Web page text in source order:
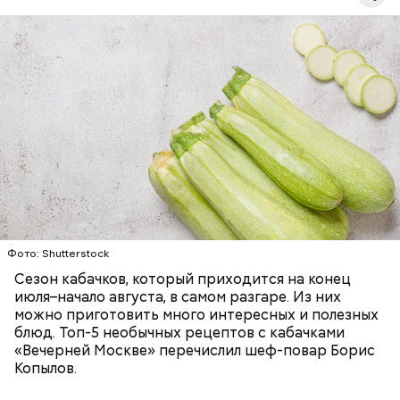
Фото: Shutterstock
Сезон кабачков, который приходится на конец
июля–начало августа, в самом разгаре. Из них
можно приготовить много интересных и полезных
блюд. Топ-5 необычных рецептов с кабачками
«Вечерней Москве» перечислил шеф-повар Борис
Копылов.
Ингредиенты:
ЕДА ОВОЩИ РЕЦЕПТЫ
Вред дыни
Фото: Shutterstock
— Наиболее распространенные борщ, щи, котлеты,
салаты, лаваш с творогом и сыром, пироги, омлет,
запеканка. Щавеля там везде используется
немного, поэтому никакого вреда от него не будет.
Чем разнообразнее рацион питания человека, тем
лучше. Потому что это исключает вероятность
возникновения дефицитов микроэлементов, —
заверил специалист.